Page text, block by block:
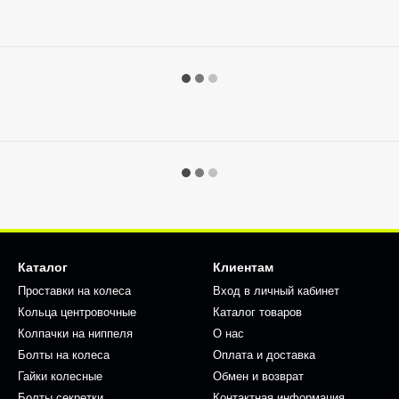
Каталог
Проставки на колеса
Кольца центровочные
Колпачки на ниппеля
Болты на колеса
Гайки колесные
Клиентам
Вход в личный кабинет
Каталог товаров
О нас
Оплата и доставка
Обмен и возврат